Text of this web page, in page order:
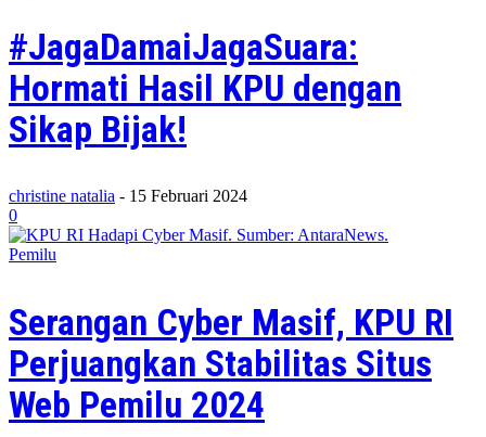
#JagaDamaiJagaSuara:
Hormati Hasil KPU dengan
Sikap Bijak!
christine natalia - 15 Februari 2024
0
Pemilu
Serangan Cyber Masif, KPU RI
Perjuangkan Stabilitas Situs
Web Pemilu 2024